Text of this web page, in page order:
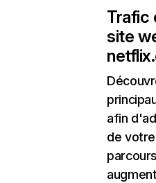
Trafic
site
afin
de